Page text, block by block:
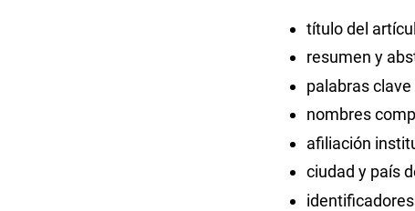
título del
resumen y
palabras
nombres
afiliación
ciudad y país